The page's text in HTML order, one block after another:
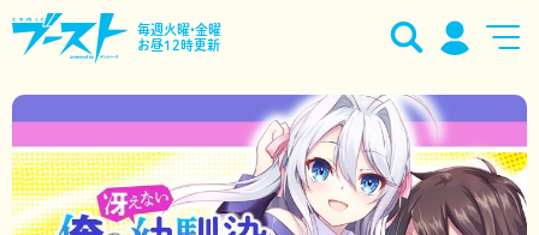
毎週火曜•金曜
お昼12時更新